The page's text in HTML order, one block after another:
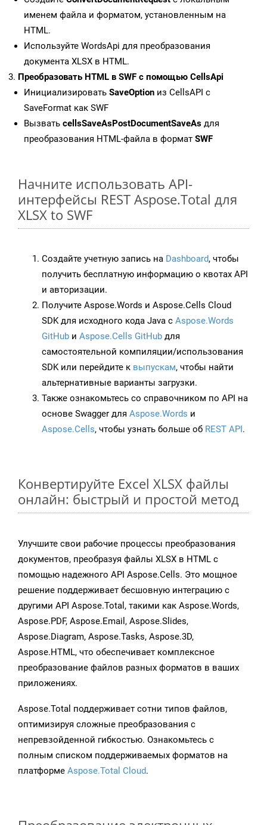
именем файла и форматом, установленным на
HTML.
Используйте WordsApi для преобразования
документа XLSX в HTML.
Преобразовать HTML в SWF с помощью CellsApi
Инициализировать SaveOption из CellsAPI с
SaveFormat как SWF
Вызвать cellsSaveAsPostDocumentSaveAs для
преобразования HTML-файла в формат SWF
Начните использовать API-
интерфейсы REST Aspose.Total для
XLSX to SWF
Создайте учетную запись на Dashboard, чтобы
получить бесплатную информацию о квотах API
и авторизации.
Получите Aspose.Words и Aspose.Cells Cloud
SDK для исходного кода Java с Aspose.Words
GitHub и Aspose.Cells GitHub для
самостоятельной компиляции/использования
SDK или перейдите к выпускам, чтобы найти
альтернативные варианты загрузки.
Также ознакомьтесь со справочником по API на
основе Swagger для Aspose.Words и
Aspose.Cells, чтобы узнать больше об REST API.
Конвертируйте Excel XLSX файлы
онлайн: быстрый и простой метод
Улучшите свои рабочие процессы преобразования
документов, преобразуя файлы XLSX в HTML с
помощью надежного API Aspose.Cells. Это мощное
решение поддерживает бесшовную интеграцию с
другими API Aspose.Total, такими как Aspose.Words,
Aspose.PDF, Aspose.Email, Aspose.Slides,
Aspose.Diagram, Aspose.Tasks, Aspose.3D,
Aspose.HTML, что обеспечивает комплексное
преобразование файлов разных форматов в ваших
приложениях.
Aspose.Total поддерживает сотни типов файлов,
оптимизируя сложные преобразования с
непревзойденной гибкостью. Ознакомьтесь с
полным списком поддерживаемых форматов на
платформе Aspose.Total Cloud.